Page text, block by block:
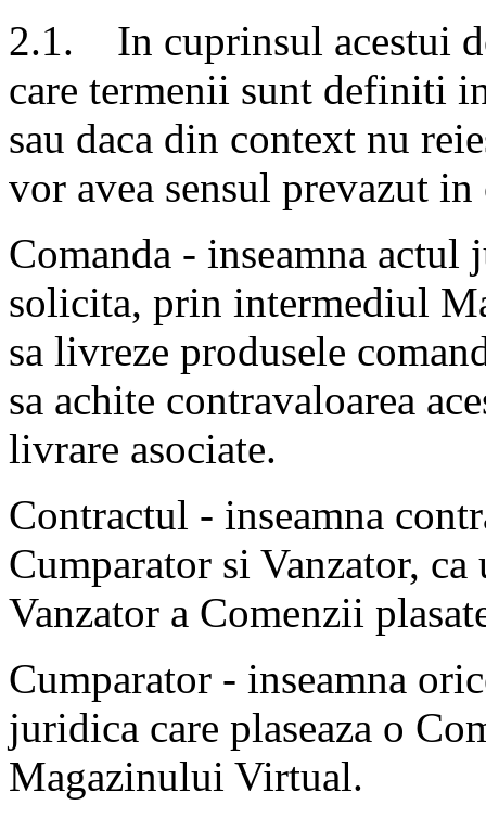
2.1. In cuprinsul acestui
care termenii sunt definiti
sau daca din context nu
vor avea sensul prevazut in
Comanda - inseamna
solicita, prin intermediul
sa livreze produsele
sa achite contravaloarea
livrare asociate.
Contractul - inseamna
Cumparator si Vanzator,
Vanzator a Comenzii
Cumparator - inseamna
juridica care plaseaza o
Magazinului Virtual.